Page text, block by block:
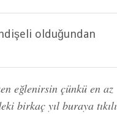
olduğundan
eğlenirsin çünkü en az
birkaç yıl buraya tıkılı